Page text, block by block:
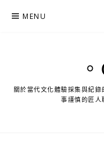
MENU
關於當代文化體驗採集與紀
事謹慎的匠人